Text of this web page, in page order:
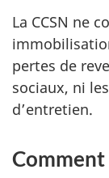
La CCSN ne
pertes de
sociaux, ni
d’entretien.